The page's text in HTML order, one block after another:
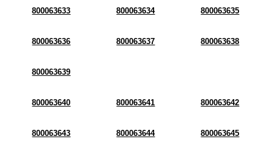
800063633 800063634 800063635
800063636 800063637 800063638
800063639
800063640 800063641 800063642
800063643 800063644 800063645